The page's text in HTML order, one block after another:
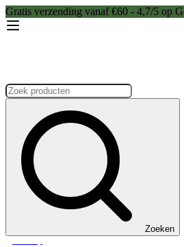
Gratis verzending vanaf €60 - 4,7/5 op
Zoeken:
Zoeken